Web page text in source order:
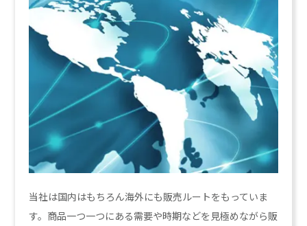
当社は国内はもちろん海外にも販売ルートをもっていま
す。商品一つ一つにある需要や時期などを見極めながら販